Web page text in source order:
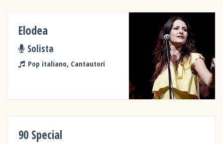
Elodea
Solista
Pop italiano, Cantautori
90 Special